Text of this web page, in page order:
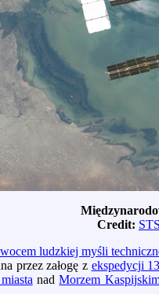
Credit:
ludzkiej myśli
przez załogę z ekspedycji 13
nadMorzem